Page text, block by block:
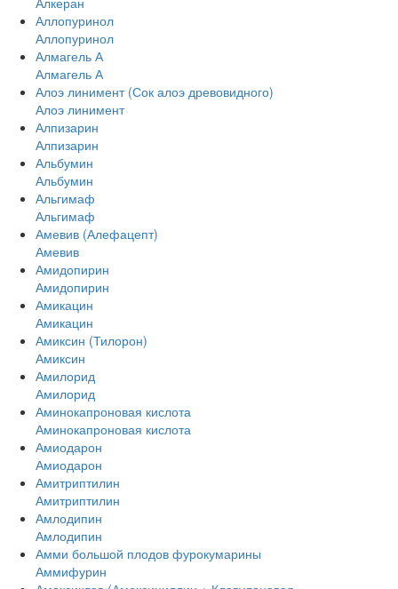
Аллопуринол
Аллопуринол
Алмагель А
Алмагель А
Алоэ линимент (Сок алоэ древовидного)
Алоэ линимент
Алпизарин
Алпизарин
Альбумин
Альбумин
Альгимаф
Альгимаф
Амевив (Алефацепт)
Амевив
Амидопирин
Амидопирин
Амикацин
Амикацин
Амиксин (Тилорон)
Амиксин
Амилорид
Амилорид
Аминокапроновая кислота
Аминокапроновая кислота
Амиодарон
Амиодарон
Амитриптилин
Амитриптилин
Амлодипин
Амлодипин
Амми большой плодов фурокумарины
Аммифурин